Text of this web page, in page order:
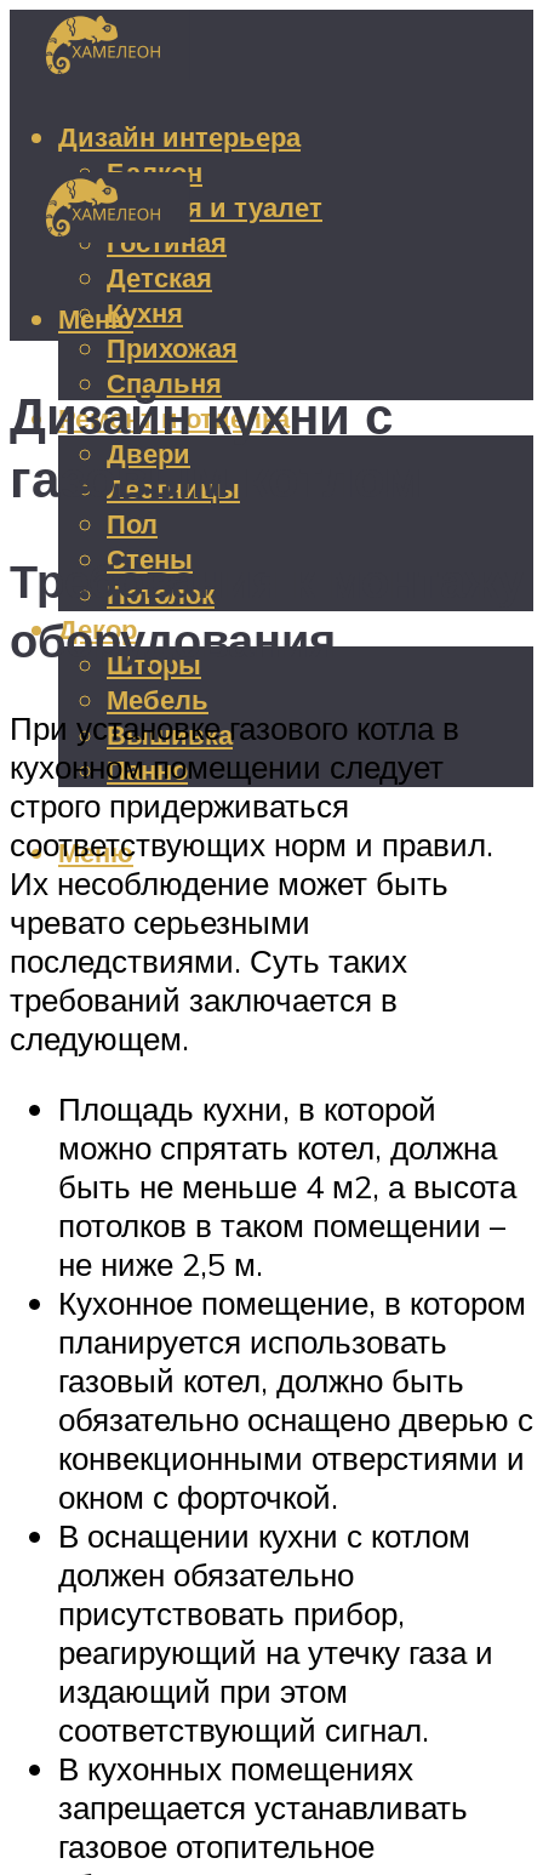
Дизайн интерьера
Балкон
Ванная и туалет
Гостиная
Детская
Кухня
Прихожая
Спальня
Ремонт и отделка
Двери
Лестницы
Пол
Стены
Потолок
Декор
Шторы
Мебель
Вышивка
Панно
Меню
Меню
Дизайн кухни с
газовым котлом
Требования к монтажу
оборудования
При установке газового котла в
кухонном помещении следует
строго придерживаться
соответствующих норм и правил.
Их несоблюдение может быть
чревато серьезными
последствиями. Суть таких
требований заключается в
следующем.
Площадь кухни, в которой
можно спрятать котел, должна
быть не меньше 4 м2, а высота
потолков в таком помещении –
не ниже 2,5 м.
Кухонное помещение, в котором
планируется использовать
газовый котел, должно быть
обязательно оснащено дверью с
конвекционными отверстиями и
окном с форточкой.
В оснащении кухни с котлом
должен обязательно
присутствовать прибор,
реагирующий на утечку газа и
издающий при этом
соответствующий сигнал.
В кухонных помещениях
запрещается устанавливать
газовое отопительное